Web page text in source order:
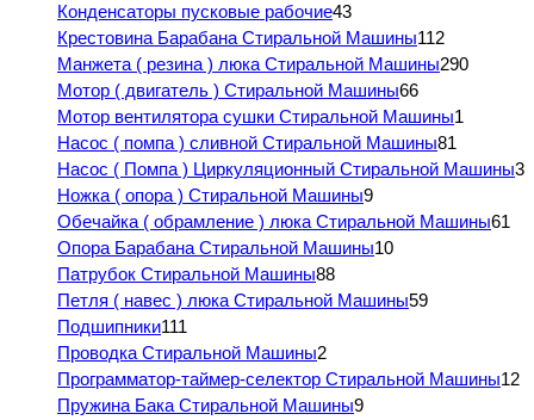
Конденсаторы пусковые рабочие43
Крестовина Барабана Стиральной Машины112
Манжета ( резина ) люка Стиральной Машины290
Мотор ( двигатель ) Стиральной Машины66
Мотор вентилятора сушки Стиральной Машины1
Насос ( помпа ) сливной Стиральной Машины81
Насос ( Помпа ) Циркуляционный Стиральной Машины3
Ножка ( опора ) Стиральной Машины9
Обечайка ( обрамление ) люка Стиральной Машины61
Опора Барабана Стиральной Машины10
Патрубок Стиральной Машины88
Петля ( навес ) люка Стиральной Машины59
Подшипники111
Проводка Стиральной Машины2
Программатор-таймер-селектор Стиральной Машины12
Пружина Бака Стиральной Машины9